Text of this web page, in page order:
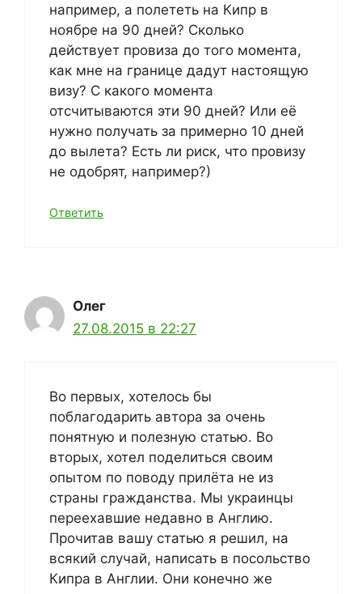
например, а полететь на Кипр в
ноябре на 90 дней? Сколько
действует провиза до того момента,
как мне на границе дадут настоящую
визу? С какого момента
отсчитываются эти 90 дней? Или её
нужно получать за примерно 10 дней
до вылета? Есть ли риск, что провизу
не одобрят, например?)
Ответить
Олег
27.08.2015 в 22:27
Во первых, хотелось бы
поблагодарить автора за очень
понятную и полезную статью. Во
вторых, хотел поделиться своим
опытом по поводу прилёта не из
страны гражданства. Мы украинцы
переехавшие недавно в Англию.
Прочитав вашу статью я решил, на
всякий случай, написать в посольство
Кипра в Англии. Они конечно же